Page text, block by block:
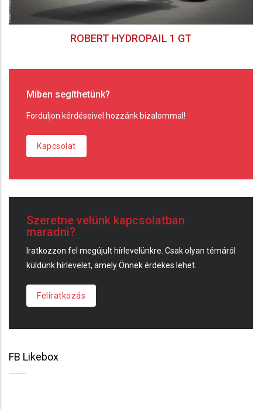
ROBERT HYDROPAIL 1 GT
Miben segíthetünk?
Forduljon kérdéseivel hozzánk bizalommal!
Kapcsolat
Szeretne velünk kapcsolatban
maradni?
Iratkozzon fel megújult hírlevelünkre. Csak olyan témáról
küldünk hírlevelet, amely Önnek érdekes lehet.
Feliratkozás
FB Likebox